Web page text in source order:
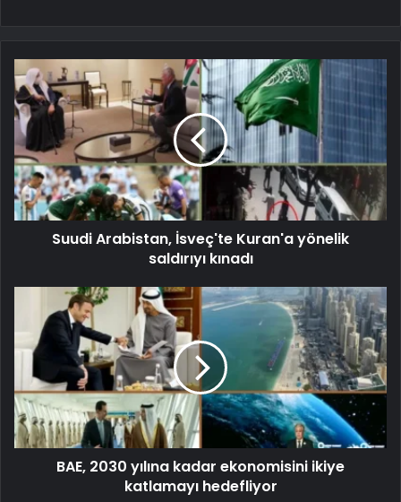
Suudi Arabistan, İsveç'te Kuran'a yönelik
saldırıyı kınadı
BAE, 2030 yılına kadar ekonomisini ikiye
katlamayı hedefliyor